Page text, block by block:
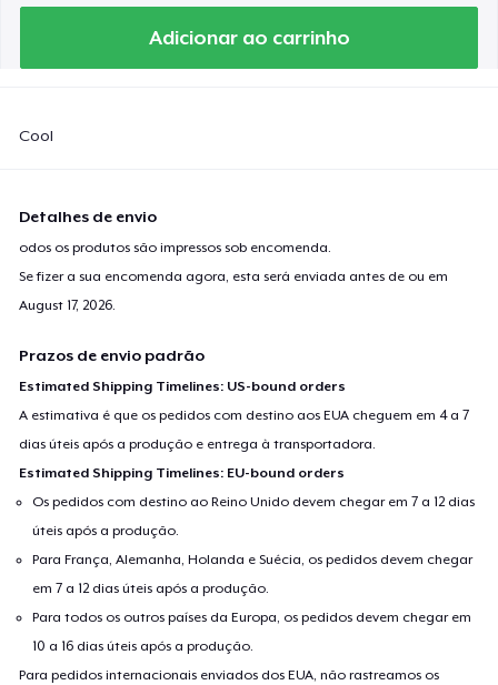
Adicionar ao carrinho
Cool
Detalhes de envio
odos os produtos são impressos sob encomenda.
Se fizer a sua encomenda agora, esta será enviada antes de ou em
August 17, 2026
Prazos de envio padrão
Estimated Shipping Timelines: US-bound orders
A estimativa é que os pedidos com destino aos EUA cheguem em 4 a 7
dias úteis após a produção e entrega à transportadora.
Estimated Shipping Timelines: EU-bound orders
Os pedidos com destino ao Reino Unido devem chegar em 7 a 12 dias
úteis após a produção.
Para França, Alemanha, Holanda e Suécia, os pedidos devem chegar
em 7 a 12 dias úteis após a produção.
Para todos os outros países da Europa, os pedidos devem chegar em
10 a 16 dias úteis após a produção.
Para pedidos internacionais enviados dos EUA, não rastreamos os